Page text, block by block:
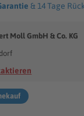
& 14 Tage
Moll GmbH & Co. KG